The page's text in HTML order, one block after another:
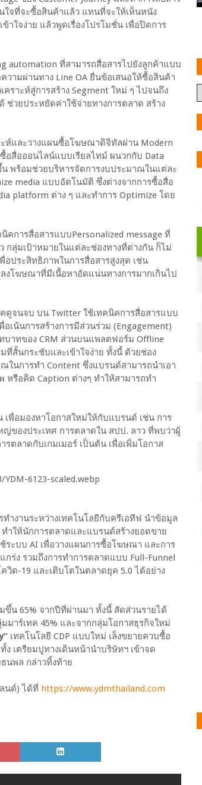
ใจที่จะซื้อสินค้าแล้ว แทนที่จะให้เห็นหนัง
าใจง่าย แล้วพูดเรื่องโปรโมชั่น เพื่อปิดการ
automation ที่สามารถสื่อสารไปยังลูกค้าแบบ
วามผ่านทาง Line OA ยื่นข้อเสนอให้ซื้อสินค้า
ราะห์สู่การสร้าง Segment ใหม่ ๆ ไปจนถึง
วยประหยัดค่าใช้จ่ายทางการตลาด สร้าง
ะห์และวางแผนซื้อโฆษณาดิจิทัลผ่าน Modern
อสื่อออนไลน์แบบเรียลไทม์ ผนวกกับ Data
น พร้อมช่วยบริหารจัดการงบประมาณในแต่ละ
media แบบอัตโนมัติ ซึ่งต่างจากการซื้อสื่อ
platform ต่าง ๆ และทำการ Optimize โดย
คการสื่อสารแบบPersonalized message ที่
กลุ่มเป้าหมายในแต่ละช่องทางที่ต่างกัน ก็ไม่
ประสิทธิภาพในการสื่อสารสูงสุด เช่น
งโฆษณาที่มีเนื้อหาอัดแน่นทางการมากเกินไป
คดูจนจบ บน Twitter ใช้เทคนิคการสื่อสารแบบ
เน้นการสร้างการมีส่วนร่วม (Engagement)
าทของ CRM ส่วนบนแพลตฟอร์ม Offline
สั้นกระชับและเข้าใจง่าย ทั้งนี้ ด้วยช่อง
ในการทำ Content ซึ่งแบรนด์สามารถนำเอา
หรือคิด Caption ต่างๆ ทำให้สามารถทำ
เพื่อมองหาโอกาสใหม่ให้กับแบรนด์ เช่น การ
ของประเทศ การตลาดใน สปป. ลาว ที่พบว่าผู้
ลาดกับเกมเมอร์ เป็นต้น เพื่อเพิ่มโอกาส
ำงานระหว่างเทคโนโลยีกับครีเอทีฟ นำข้อมูล
ำให้นักการตลาดและแบรนด์สร้างยอดขาย
ระบบ AI เพื่อวางแผนการซื้อโฆษณา และการ
ร่ง รวมถึงการทำการตลาดแบบ Full-Funnel
วิด-19 และเติบโตในตลาดยุค 5.0 ได้อย่าง
ขึ้น 65% จากปีที่ผ่านมา ทั้งนี้ สัดส่วนรายได้
มาร์เทค 45% และจากกลุ่มโอกาสธุรกิจใหม่
เทคโนโลยี CDP แบบใหม่ เล็งขยายควบซื้อ
ง เตรียมปูทางเดินหน้านำบริษัทฯ เข้าจด
นพล กล่าวทิ้งท้าย
นด์) ได้ที่ https://www.ydmthailand.com